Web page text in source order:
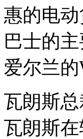
惠的电
巴士的
爱尔兰的
瓦朗斯总
瓦朗斯